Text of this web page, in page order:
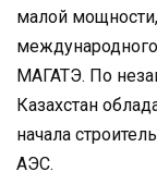
малой
МАГАТЭ. По
Казахстан
начала
АЭС.